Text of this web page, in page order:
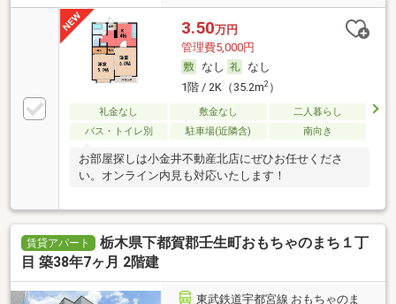
3.50万円
管理費5,000円
なし
なし
1階 / 2K（35.2m2）
礼金なし 敷金なし
二人暮らし
バス・トイレ別
駐車場(近隣含) 南向き
お部屋探しは小金井不動産北店にぜひお任せくださ
い。オンライン内見も対応いたします！
賃貸アパート
栃木県下都賀郡壬生町おもちゃのまち１丁
目 築38年7ヶ月 2階建
東武鉄道宇都宮線 おもちゃのま